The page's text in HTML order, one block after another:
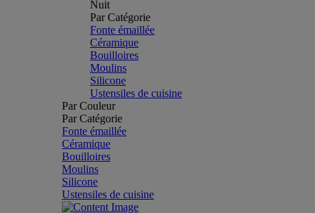
Nuit
Par Catégorie
Fonte émaillée
Céramique
Bouilloires
Moulins
Silicone
Ustensiles de cuisine
Par Couleur
Par Catégorie
Fonte émaillée
Céramique
Bouilloires
Moulins
Silicone
Ustensiles de cuisine